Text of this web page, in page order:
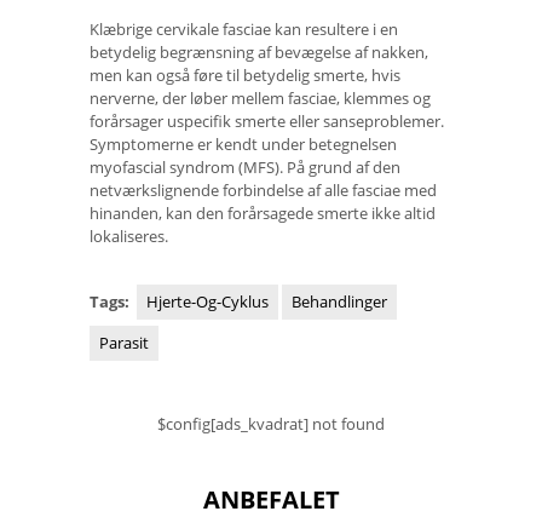
Klæbrige cervikale fasciae kan resultere i en
betydelig begrænsning af bevægelse af nakken,
men kan også føre til betydelig smerte, hvis
nerverne, der løber mellem fasciae, klemmes og
forårsager uspecifik smerte eller sanseproblemer.
Symptomerne er kendt under betegnelsen
myofascial syndrom (MFS). På grund af den
netværkslignende forbindelse af alle fasciae med
hinanden, kan den forårsagede smerte ikke altid
lokaliseres.
Tags: Hjerte-Og-Cyklus
Behandlinger
Parasit
$config[ads_kvadrat] not found
ANBEFALET